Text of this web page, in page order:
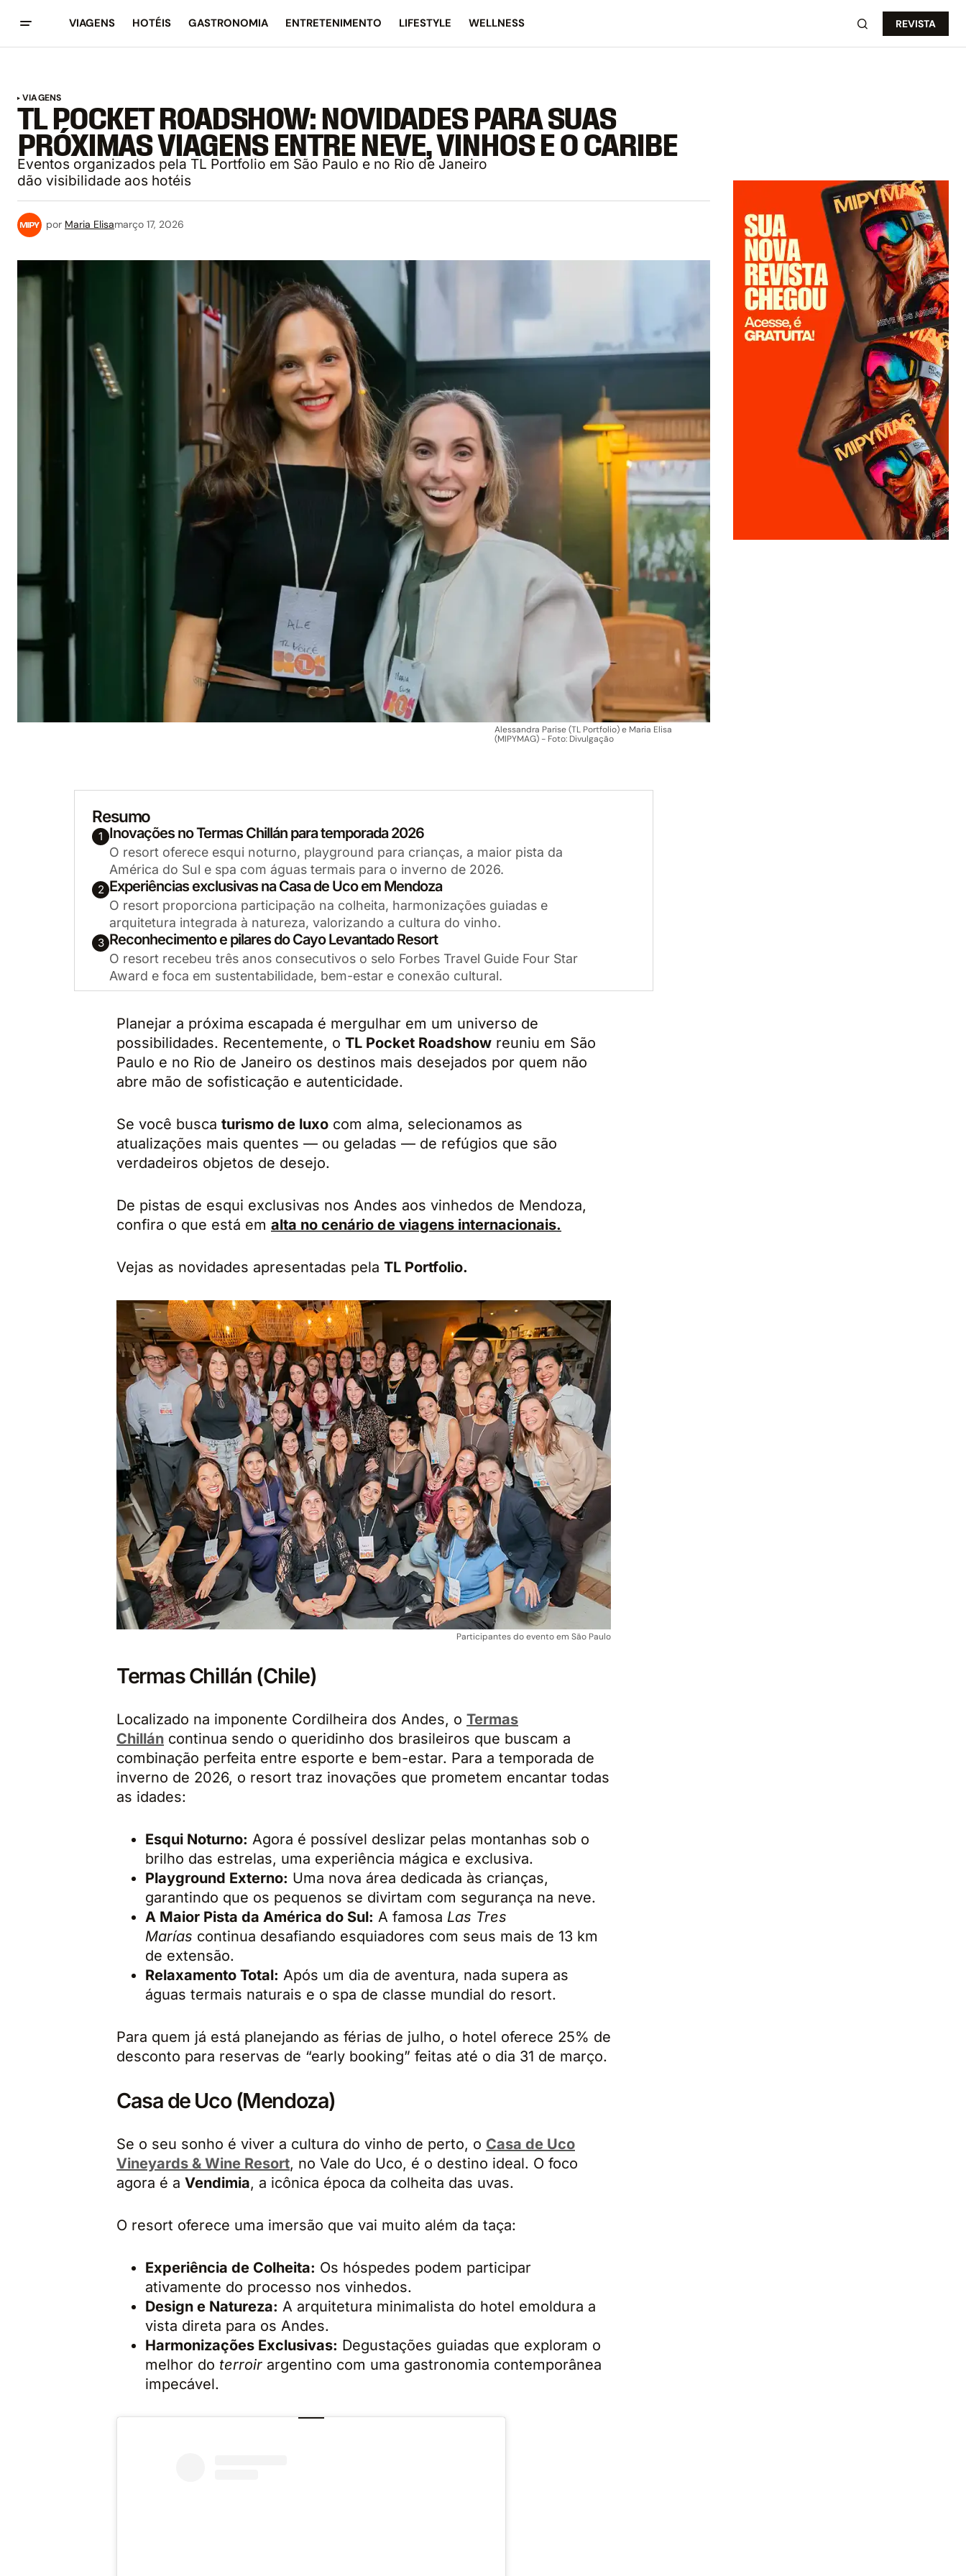
VIAGENS HOTÉIS GASTRONOMIA ENTRETENIMENTO LIFESTYLE WELLNESS REVISTA
VIAGENS
TL POCKET ROADSHOW: NOVIDADES PARA SUAS
PRÓXIMAS VIAGENS ENTRE NEVE, VINHOS E O CARIBE
Eventos organizados pela TL Portfolio em São Paulo e no Rio de Janeiro
dão visibilidade aos hotéis
por Maria Elisamarço 17, 2026
Alessandra Parise (TL Portfolio) e Maria Elisa
(MIPYMAG) - Foto: Divulgação
Resumo
1 Inovações no Termas Chillán para temporada 2026
O resort oferece esqui noturno, playground para crianças, a maior pista da
América do Sul e spa com águas termais para o inverno de 2026.
2 Experiências exclusivas na Casa de Uco em Mendoza
O resort proporciona participação na colheita, harmonizações guiadas e
arquitetura integrada à natureza, valorizando a cultura do vinho.
3 Reconhecimento e pilares do Cayo Levantado Resort
O resort recebeu três anos consecutivos o selo Forbes Travel Guide Four Star
Award e foca em sustentabilidade, bem-estar e conexão cultural.
Planejar a próxima escapada é mergulhar em um universo de
possibilidades. Recentemente, o TL Pocket Roadshow reuniu em São
Paulo e no Rio de Janeiro os destinos mais desejados por quem não
abre mão de sofisticação e autenticidade.
Se você busca turismo de luxo com alma, selecionamos as
atualizações mais quentes — ou geladas — de refúgios que são
verdadeiros objetos de desejo.
De pistas de esqui exclusivas nos Andes aos vinhedos de Mendoza,
confira o que está em alta no cenário de viagens internacionais.
Vejas as novidades apresentadas pela TL Portfolio.
Participantes do evento em São Paulo
Termas Chillán (Chile)
Localizado na imponente Cordilheira dos Andes, o Termas
Chillán continua sendo o queridinho dos brasileiros que buscam a
combinação perfeita entre esporte e bem-estar. Para a temporada de
inverno de 2026, o resort traz inovações que prometem encantar todas
as idades:
Esqui Noturno: Agora é possível deslizar pelas montanhas sob o
brilho das estrelas, uma experiência mágica e exclusiva.
Playground Externo: Uma nova área dedicada às crianças,
garantindo que os pequenos se divirtam com segurança na neve.
A Maior Pista da América do Sul: A famosa Las Tres
Marías continua desafiando esquiadores com seus mais de 13 km
de extensão.
Relaxamento Total: Após um dia de aventura, nada supera as
águas termais naturais e o spa de classe mundial do resort.
Para quem já está planejando as férias de julho, o hotel oferece 25% de
desconto para reservas de “early booking” feitas até o dia 31 de março.
Casa de Uco (Mendoza)
Se o seu sonho é viver a cultura do vinho de perto, o Casa de Uco
Vineyards & Wine Resort, no Vale do Uco, é o destino ideal. O foco
agora é a Vendimia, a icônica época da colheita das uvas.
O resort oferece uma imersão que vai muito além da taça:
Experiência de Colheita: Os hóspedes podem participar
ativamente do processo nos vinhedos.
Design e Natureza: A arquitetura minimalista do hotel emoldura a
vista direta para os Andes.
Harmonizações Exclusivas: Degustações guiadas que exploram o
melhor do terroir argentino com uma gastronomia contemporânea
impecável.